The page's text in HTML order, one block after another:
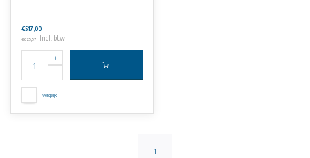
€517,00
€625,57 Incl. btw
Vergelijk
1